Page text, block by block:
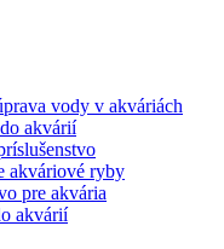
vody v akváriách
akvárií
akváriové ryby
pre akvária
akvárií